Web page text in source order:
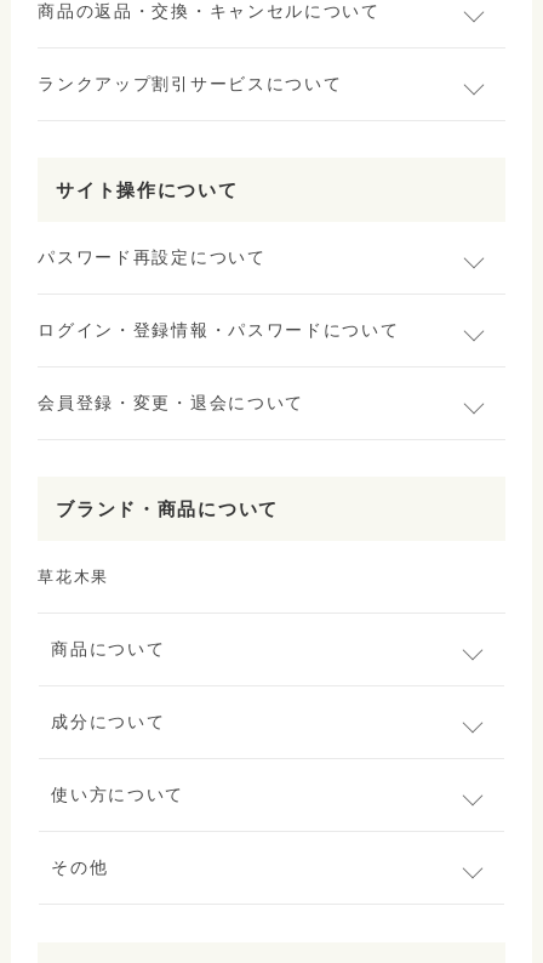
商品の返品・交換・キャンセルについて
ランクアップ割引サービスについて
サイト操作について
パスワード再設定について
ログイン・登録情報・パスワードについて
会員登録・変更・退会について
ブランド・商品について
草花木果
商品について
成分について
使い方について
その他